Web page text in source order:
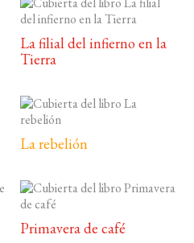
La filial del infierno en la
Tierra
La rebelión
Primavera de café